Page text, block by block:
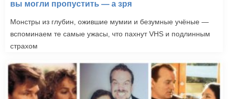
вы могли пропустить — а зря
Монстры из глубин, ожившие мумии и безумные учёные —
вспоминаем те самые ужасы, что пахнут VHS и подлинным
страхом